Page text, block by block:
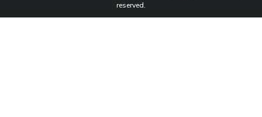
reserved.